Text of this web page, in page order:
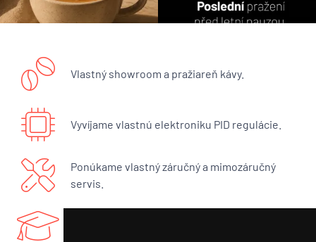
Vlastný showroom a pražiareň kávy.
Vyvíjame vlastnú elektroniku PID regulácie.
Ponúkame vlastný záručný a mimozáručný
servis.